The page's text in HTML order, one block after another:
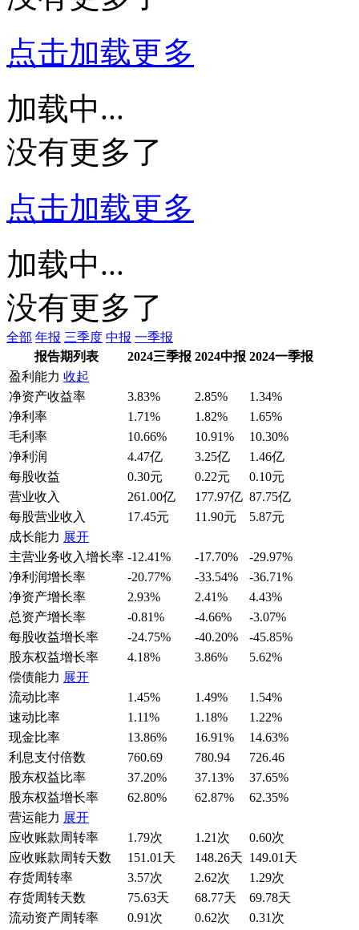
点击加载更多
加载中...
没有更多了
点击加载更多
加载中...
没有更多了
全部 年报 三季度 中报 一季报
报告期列表
2024三季报 2024中报 2024一季报
盈利能力 收起
净资产收益率
3.83% 2.85%
1.34%
净利率
1.71% 1.82%
1.65%
毛利率
10.66% 10.91%
10.30%
净利润
4.47亿 3.25亿
1.46亿
每股收益
0.30元 0.22元
0.10元
营业收入
261.00亿 177.97亿 87.75亿
每股营业收入
17.45元 11.90元
5.87元
成长能力 展开
主营业务收入增长率 -12.41% -17.70%
-29.97%
净利润增长率
-20.77% -33.54%
-36.71%
净资产增长率
2.93% 2.41%
4.43%
总资产增长率
-0.81% -4.66%
-3.07%
每股收益增长率
-24.75% -40.20%
-45.85%
股东权益增长率
4.18% 3.86%
5.62%
偿债能力 展开
流动比率
1.45% 1.49%
1.54%
速动比率
1.11% 1.18%
1.22%
现金比率
13.86% 16.91%
14.63%
利息支付倍数
760.69 780.94
726.46
股东权益比率
37.20% 37.13%
37.65%
股东权益增长率
62.80% 62.87%
62.35%
营运能力 展开
应收账款周转率
1.79次 1.21次
0.60次
应收账款周转天数
151.01天 148.26天 149.01天
存货周转率
3.57次 2.62次
1.29次
存货周转天数
75.63天 68.77天
69.78天
流动资产周转率
0.91次 0.62次
0.31次